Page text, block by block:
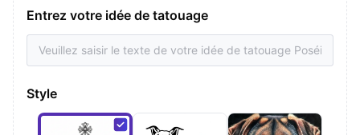
Entrez votre idée de tatouage
Style